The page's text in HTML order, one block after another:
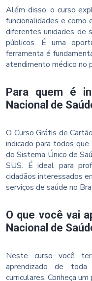
Além disso, o curso
funcionalidades e como
diferentes unidades de
públicos. É uma
ferramenta é
atendimento médico no
Para quem é
Nacional de
O Curso Grátis de
indicado para todos
do Sistema Único de
SUS. É ideal para
cidadãos interessados
serviços de saúde no
O que você vai
Nacional de
Neste curso você
aprendizado de
curriculares. Conheça